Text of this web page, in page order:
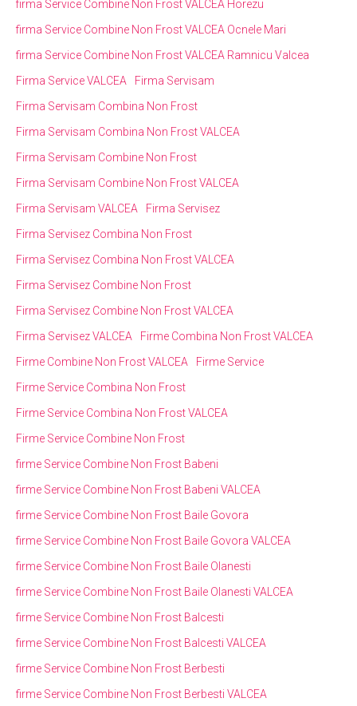
firma Service Combine Non Frost VALCEA Horezu
firma Service Combine Non Frost VALCEA Ocnele Mari
firma Service Combine Non Frost VALCEA Ramnicu Valcea
Firma Service VALCEA
Firma Servisam
Firma Servisam Combina Non Frost
Firma Servisam Combina Non Frost VALCEA
Firma Servisam Combine Non Frost
Firma Servisam Combine Non Frost VALCEA
Firma Servisam VALCEA
Firma Servisez
Firma Servisez Combina Non Frost
Firma Servisez Combina Non Frost VALCEA
Firma Servisez Combine Non Frost
Firma Servisez Combine Non Frost VALCEA
Firma Servisez VALCEA
Firme Combina Non Frost VALCEA
Firme Combine Non Frost VALCEA
Firme Service
Firme Service Combina Non Frost
Firme Service Combina Non Frost VALCEA
Firme Service Combine Non Frost
firme Service Combine Non Frost Babeni
firme Service Combine Non Frost Babeni VALCEA
firme Service Combine Non Frost Baile Govora
firme Service Combine Non Frost Baile Govora VALCEA
firme Service Combine Non Frost Baile Olanesti
firme Service Combine Non Frost Baile Olanesti VALCEA
firme Service Combine Non Frost Balcesti
firme Service Combine Non Frost Balcesti VALCEA
firme Service Combine Non Frost Berbesti
firme Service Combine Non Frost Berbesti VALCEA